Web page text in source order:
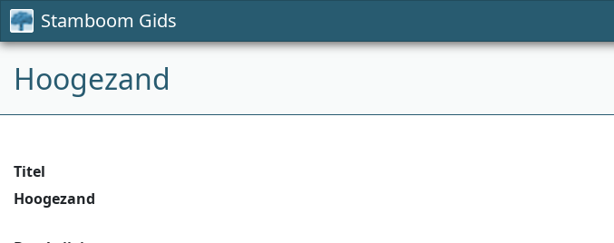
Stamboom Gids
Hoogezand
Titel
Hoogezand